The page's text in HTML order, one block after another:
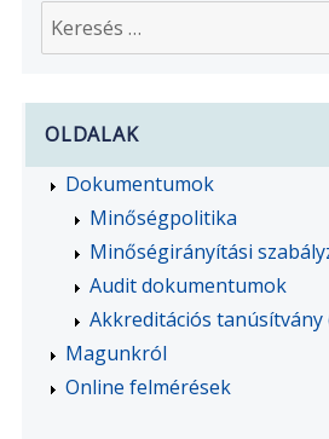
Keresés
a
OLDALAK
Dokumentumok
Minőségpolitika
Minőségirányítási
Audit dokumentumok
Akkreditációs tanúsítvány
Magunkról
Online felmérések